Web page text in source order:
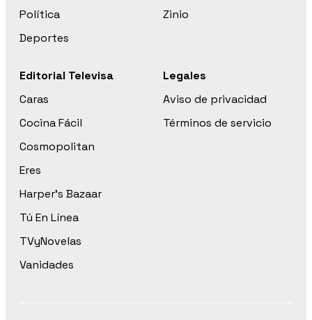
Política
Deportes
Zinio
Editorial Televisa
Caras
Cocina Fácil
Cosmopolitan
Eres
Harper’s Bazaar
Tú En Línea
TVyNovelas
Vanidades
Legales
Aviso de privacidad
Términos de servicio